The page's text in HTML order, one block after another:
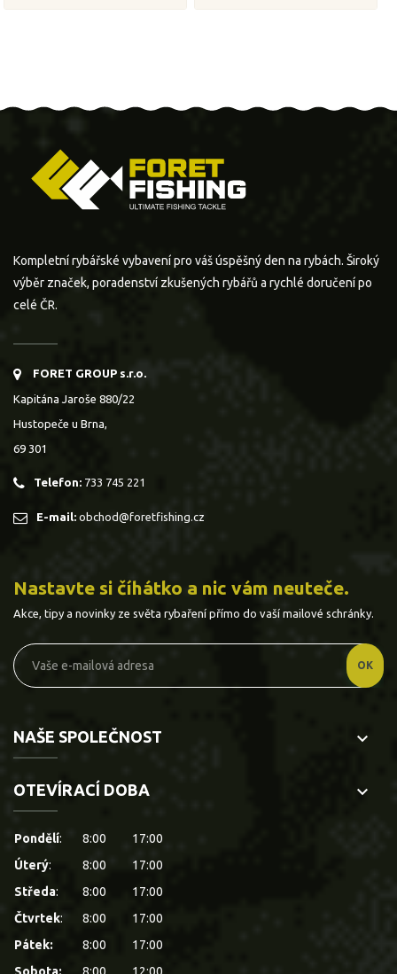
Kompletní rybářské vybavení pro váš úspěšný den na rybách. Široký
výběr značek, poradenství zkušených rybářů a rychlé doručení po
celé ČR.
FORET GROUP s.r.o.
Kapitána Jaroše 880/22
Hustopeče u Brna,
69 301
Telefon: 733 745 221
E-mail: obchod@foretfishing.cz
Nastavte si číhátko a nic vám neuteče.
Akce, tipy a novinky ze světa rybaření přímo do vaší mailové schránky.
NAŠE SPOLEČNOST keyboard_arrow_down
OTEVÍRACÍ DOBA keyboard_arrow_down
Pondělí: 8:00
17:00
Úterý: 8:00
17:00
Středa: 8:00
17:00
Čtvrtek: 8:00
17:00
Pátek:
8:00
17:00
Sobota:
8:00 12:00